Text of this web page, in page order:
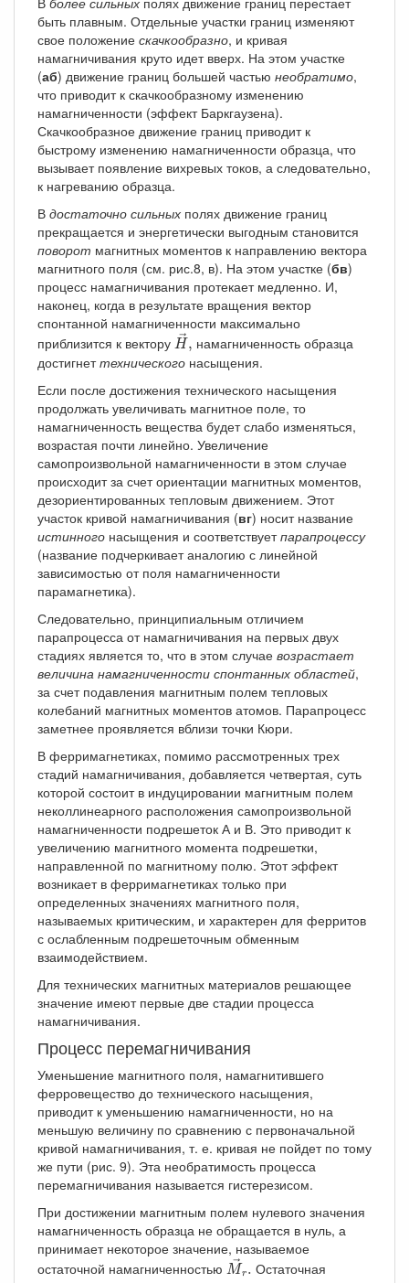
быть плавным. Отдельные участки границ изменяют
свое положение скачкообразно, и кривая
намагничивания круто идет вверх. На этом участке
(аб) движение границ большей частью необратимо,
что приводит к скачкообразному изменению
намагниченности (эффект Баркгаузена).
Скачкообразное движение границ приводит к
быстрому изменению намагниченности образца, что
вызывает появление вихревых токов, а следовательно,
к нагреванию образца.
В достаточно сильных полях движение границ
прекращается и энергетически выгодным становится
поворот магнитных моментов к направлению вектора
магнитного поля (см. рис.8, в). На этом участке (бв)
процесс намагничивания протекает медленно. И,
наконец, когда в результате вращения вектор
спонтанной намагниченности максимально
приблизится к вектору
→
H,
H→,
намагниченность образца
достигнеттехнического насыщения.
Если после достижения технического насыщения
продолжать увеличивать магнитное поле, то
намагниченность вещества будет слабо изменяться,
возрастая почти линейно. Увеличение
самопроизвольной намагниченности в этом случае
происходит за счет ориентации магнитных моментов,
дезориентированных тепловым движением. Этот
участок кривой намагничивания (вг) носит название
истинного насыщения и соответствуетпарапроцессу
(название подчеркивает аналогию с линейной
зависимостью от поля намагниченности
парамагнетика).
Следовательно, принципиальным отличием
парапроцесса от намагничивания на первых двух
стадиях является то, что в этом случае возрастает
величина намагниченности спонтанных областей,
за счет подавления магнитным полем тепловых
колебаний магнитных моментов атомов. Парапроцесс
заметнее проявляется вблизи точки Кюри.
В ферримагнетиках, помимо рассмотренных трех
стадий намагничивания, добавляется четвертая, суть
которой состоит в индуцировании магнитным полем
неколлинеарного расположения самопроизвольной
намагниченности подрешеток А и В. Это приводит к
увеличению магнитного момента подрешетки,
направленной по магнитному полю. Этот эффект
возникает в ферримагнетиках только при
определенных значениях магнитного поля,
называемых критическим, и характерен для ферритов
с ослабленным подрешеточным обменным
взаимодействием.
Для технических магнитных материалов решающее
значение имеют первые две стадии процесса
намагничивания.
Процесс перемагничивания
Уменьшение магнитного поля, намагнитившего
ферровещество до технического насыщения,
приводит к уменьшению намагниченности, но на
меньшую величину по сравнению с первоначальной
кривой намагничивания, т. е. кривая не пойдет по тому
же пути (рис. 9). Эта необратимость процесса
перемагничивания называется гистерезисом.
При достижении магнитным полем нулевого значения
намагниченность образца не обращается в нуль, а
принимает некоторое значение, называемое
остаточной намагниченностью
→
Mr.
M→r.
Остаточная